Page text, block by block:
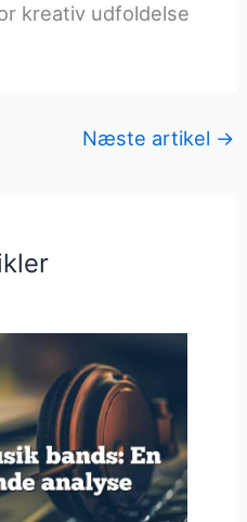
kreativ udfoldelse
Næste artikel →